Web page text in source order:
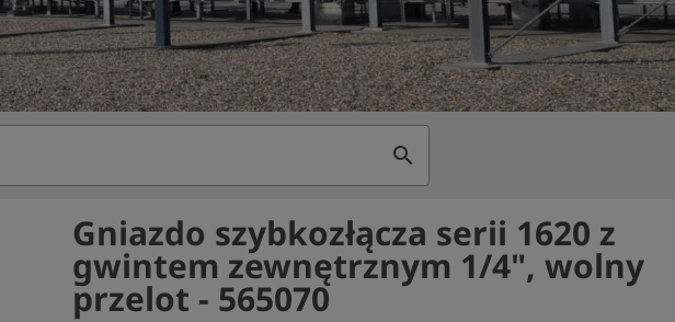
search
Gniazdo szybkozłącza serii 1620 z
gwintem zewnętrznym 1/4", wolny
przelot - 565070